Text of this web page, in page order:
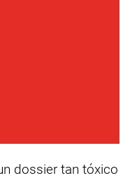
dossier tan tóxico